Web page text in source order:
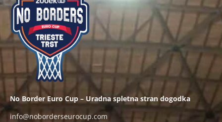
No Border Euro Cup – Uradna spletna stran dogodka
info@noborderseurocup.com